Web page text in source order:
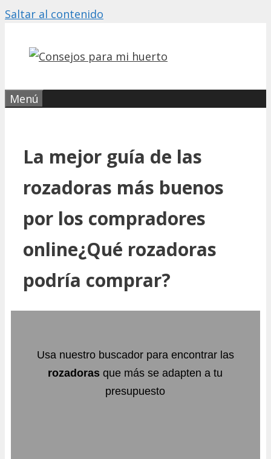
Saltar al contenido
Menú
La mejor guía de las
rozadoras más buenos
por los compradores
online¿Qué rozadoras
podría comprar?
Usa nuestro buscador para encontrar las
rozadoras que más se adapten a tu
presupuesto